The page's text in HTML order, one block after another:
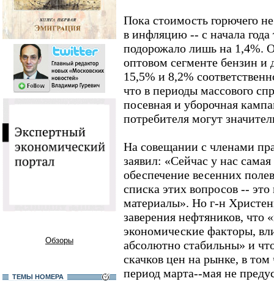
Обзоры
ТЕМЫ НОМЕРА
Пока стоимость горючего
в инфляцию -- с начала года
подорожало лишь на 1,4%.
оптовом сегменте бензин и
15,5% и 8,2%
что в периоды массового
посевная и уборочная
потребителя могут
На совещании с членами
заявил: «Сейчас у нас
обеспечение весенних
списка этих вопросов --
материалы». Но г-н
заверения нефтяников, что
экономические факторы,
абсолютно стабильны» и
скачков цен на рынке, в том
период марта--мая не